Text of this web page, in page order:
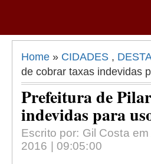
Home » CIDADES ,
de cobrar taxas indevidas
Prefeitura de
indevidas para
Escrito por: Gil Costa
2016 | 09:05:00